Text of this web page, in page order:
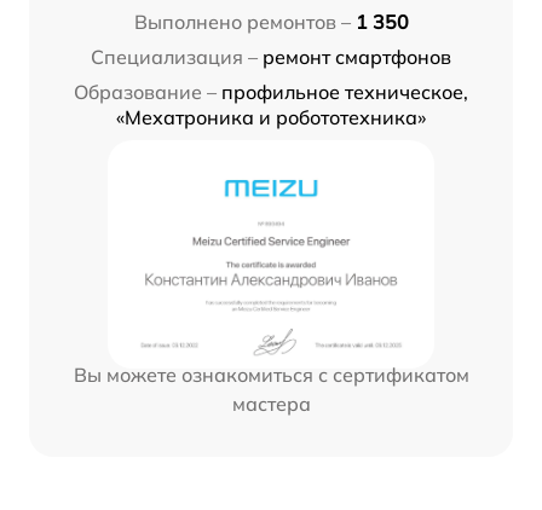
Выполнено ремонтов – 1 350
Специализация – ремонт смартфонов
Образование – профильное техническое,
«Мехатроника и робототехника»
Вы можете ознакомиться с сертификатом
мастера